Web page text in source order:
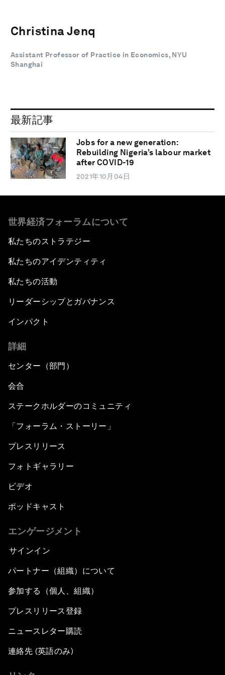
Christina Jenq
Assistant Professor of Practice in Economics, NYU
Shanghai
最新記事
Jobs for a new generation:
Rebuilding Nigeria’s labour market
after COVID-19
2021年10月04日
世界経済フォーラムについて
私たちのストラテジー
私たちのアイデンティティ
私たちの活動
リーダーシップとガバナンス
インパクト
詳細
センター（部門）
会合
ステークホルダーのコミュニティ
「フォーラム・ストーリー」
プレスリリース
フォトギャラリー
ビデオ
ポッドキャスト
エンゲージメント
サインイン
パートナー（組織）について
参加する（個人、組織）
プレスリリース登録
ニュースレター購読
連絡先 (英語のみ)